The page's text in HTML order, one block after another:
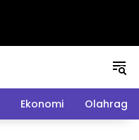
Ekonomi Olahraga